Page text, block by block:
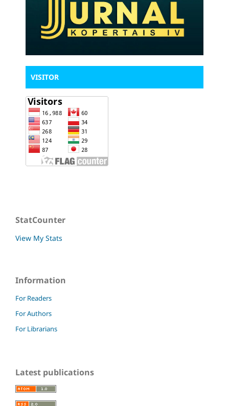
VISITOR
StatCounter
View My Stats
Information
For Readers
For Authors
For Librarians
Latest publications